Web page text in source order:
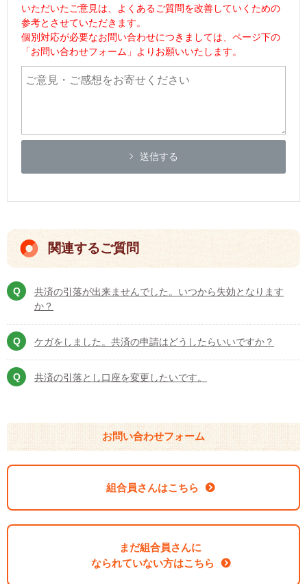
いただいたご意見は、よくあるご質問を改善していくための
参考とさせていただきます。
個別対応が必要なお問い合わせにつきましては、ページ下の
「お問い合わせフォーム」よりお願いいたします。
送信する
関連するご質問
共済の引落が出来ませんでした。いつから失効となります
か？
ケガをしました。共済の申請はどうしたらいいですか？
共済の引落とし口座を変更したいです。
お問い合わせフォーム
組合員さんはこちら
まだ組合員さんに
なられていない方はこちら